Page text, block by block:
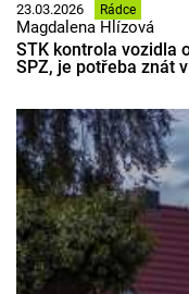
23.03.2026 Rádce
Magdalena Hlízová
STK kontrola vozidla
SPZ, je potřeba znát